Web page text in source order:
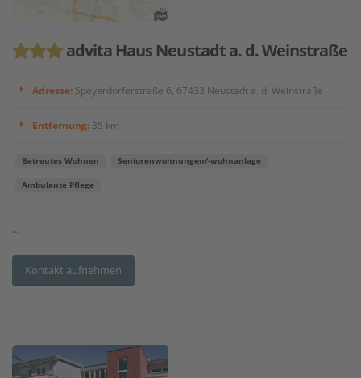
advita Haus Neustadt a. d. Weinstraße
Adresse: Speyerdorferstraße 6, 67433 Neustadt a. d. Weinstraße
Entfernung: 35 km
Betreutes Wohnen Seniorenwohnungen/-wohnanlage
Ambulante Pflege
...
Kontakt aufnehmen